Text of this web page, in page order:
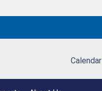
Calendar